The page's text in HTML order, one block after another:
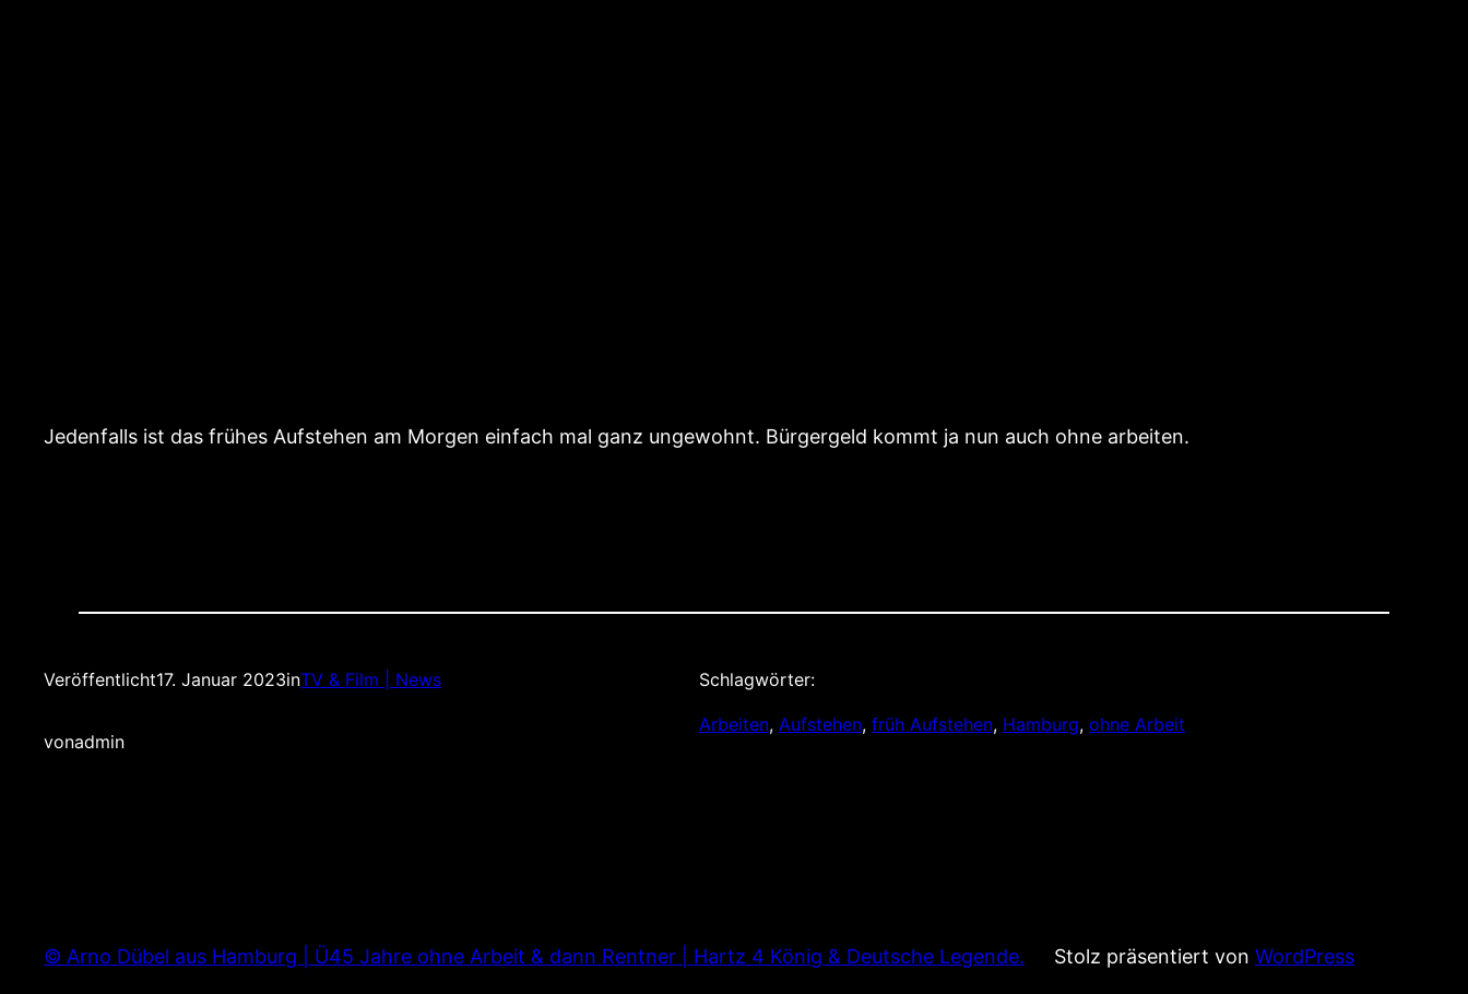
Jedenfalls ist das frühes Aufstehen am Morgen einfach mal ganz ungewohnt. Bürgergeld kommt ja nun auch ohne arbeiten.
Veröffentlicht17. Januar 2023inTV & Film | News
vonadmin
Schlagwörter:
Arbeiten, Aufstehen, früh Aufstehen, Hamburg, ohne Arbeit
© Arno Dübel aus Hamburg | Ü45 Jahre ohne Arbeit & dann Rentner | Hartz 4 König & Deutsche Legende. Stolz präsentiert von WordPress